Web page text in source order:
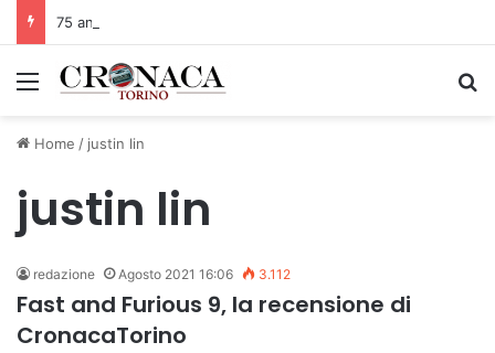
Menu
Home / justin lin
justin lin
redazione Agosto 2021 16:06 3.112
Fast and Furious 9, la recensione di
CronacaTorino